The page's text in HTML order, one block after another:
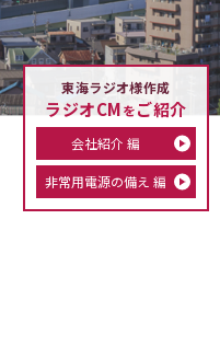
東海ラジオ様作成
ラジオCMをご紹介
会社紹介 編
非常用電源の備え 編